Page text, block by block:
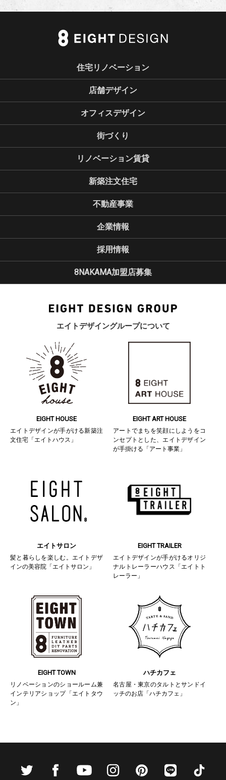
エイトデザイングループについて
EIGHT HOUSE
エイトデザインが手がける新築注
文住宅「エイトハウス」
EIGHT ART HOUSE
アートでまちを笑顔にしようをコ
ンセプトとした、エイトデザイン
が手掛ける「アート事業」
エイトサロン
髪と暮らしを楽しむ。エイトデザ
インの美容院「エイトサロン」
EIGHT TRAILER
エイトデザインが手がけるオリジ
ナルトレーラーハウス「エイトト
レーラー」
EIGHT TOWN
リノベーションのショールーム兼
インテリアショップ「エイトタウ
ン」
ハチカフェ
名古屋・東京のタルトとサンドイ
ッチのお店「ハチカフェ」
住宅リノベーション
店舗デザイン
オフィスデザイン
街づくり
リノベーション賃貸
新築注文住宅
不動産事業
企業情報
採用情報
8NAKAMA加盟店募集